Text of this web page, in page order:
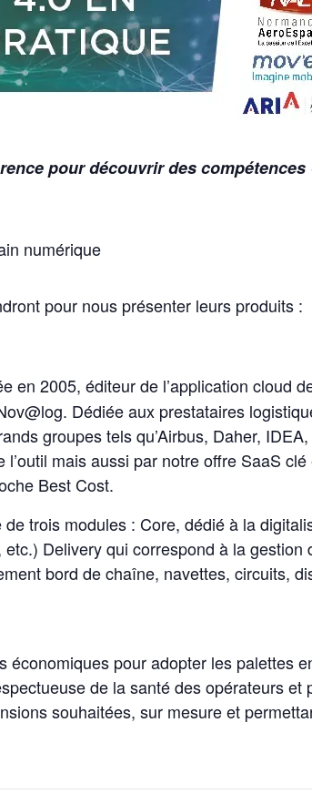
pour découvrir des
numérique
pour nous présenter leurs produits :
en 2005, éditeur de l’application cloud
Dédiée aux prestataires
groupes tels qu’Airbus, Daher,
mais aussi par notre offre SaaS
Best Cost.
de trois modules : Core, dédié à la
Delivery qui correspond à la
bord de chaîne, navettes, circuits,
économiques pour adopter les palettes
de la santé des opérateurs
souhaitées, sur mesure et